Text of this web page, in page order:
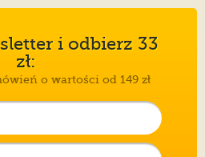
i odbierz 33
zł:
o wartości od 149 zł